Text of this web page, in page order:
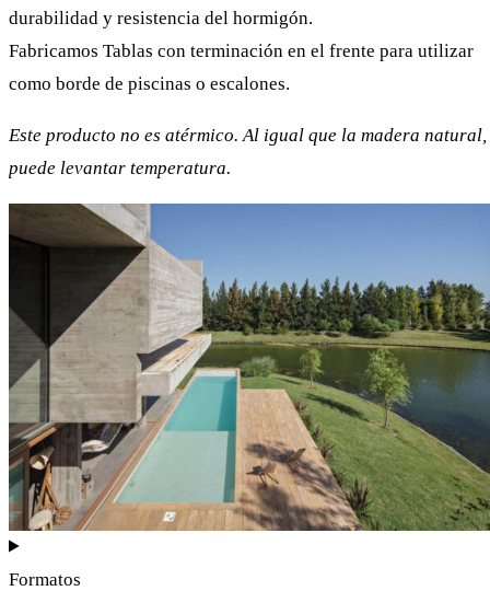
durabilidad y resistencia del hormigón.
Fabricamos Tablas con terminación en el frente para utilizar
como borde de piscinas o escalones.
Este producto no es atérmico. Al igual que la madera natural,
puede levantar temperatura.
Formatos